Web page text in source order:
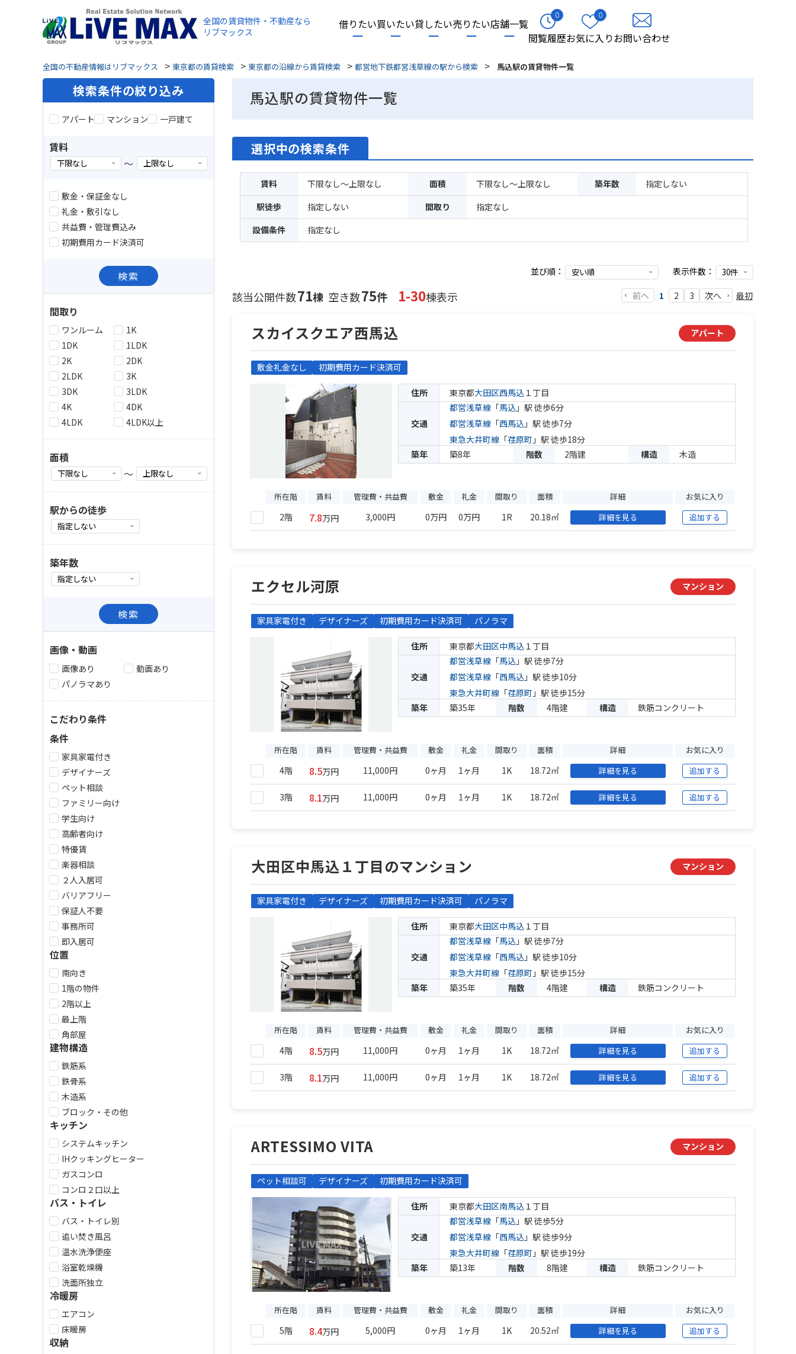
全国の賃貸物件・不動産なら
リブマックス
借りたい買いたい貸したい売りたい店舗一覧
0
閲覧履歴
0
お気に入りお問い合わせ
全国の不動産情報はリブマックス > 東京都の賃貸検索 > 東京都の沿線から賃貸検索 > 都営地下鉄都営浅草線の駅から検索 > 馬込駅の賃貸物件一覧
馬込駅の賃貸物件一覧
選択中の検索条件
賃料 下限なし～上限なし 面積 下限なし～上限なし 築年数
指定しない
駅徒歩
指定しない 間取り
指定なし
設備条件
指定なし
並び順： 表示件数：
該当公開件数71棟 空き数75件 1-30棟表示 前へ 1 2 3 次へ 最初
スカイスクエア西馬込 アパート
敷金礼金なし 初期費用カード決済可
住所 東京都大田区西馬込１丁目
交通
都営浅草線 「馬込 」駅 徒歩6分
都営浅草線 「西馬込 」駅 徒歩7分
東急大井町線 「荏原町 」駅 徒歩18分
築年
築8年 階数 2階建 構造 木造
所在階 賃料 管理費・共益費 敷金 礼金 間取り 面積 詳細 お気に入り
2階 7.8万円 3,000円 0万円 0万円 1R 20.18㎡ 詳細を見る 追加する
エクセル河原 マンション
家具家電付き デザイナーズ 初期費用カード決済可 パノラマ
住所 東京都大田区中馬込１丁目
交通
都営浅草線 「馬込 」駅 徒歩7分
都営浅草線 「西馬込 」駅 徒歩10分
東急大井町線 「荏原町 」駅 徒歩15分
築年
築35年 階数 4階建 構造 鉄筋コンクリート
所在階 賃料 管理費・共益費 敷金 礼金 間取り 面積 詳細 お気に入り
4階 8.5万円 11,000円 0ヶ月 1ヶ月 1K 18.72㎡ 詳細を見る 追加する
3階 8.1万円 11,000円 0ヶ月 1ヶ月 1K 18.72㎡ 詳細を見る 追加する
大田区中馬込１丁目のマンション マンション
家具家電付き デザイナーズ 初期費用カード決済可 パノラマ
住所 東京都大田区中馬込１丁目
交通
都営浅草線 「馬込 」駅 徒歩7分
都営浅草線 「西馬込 」駅 徒歩10分
東急大井町線 「荏原町 」駅 徒歩15分
築年
築35年 階数 4階建 構造 鉄筋コンクリート
所在階 賃料 管理費・共益費 敷金 礼金 間取り 面積 詳細 お気に入り
4階 8.5万円 11,000円 0ヶ月 1ヶ月 1K 18.72㎡ 詳細を見る 追加する
3階 8.1万円 11,000円 0ヶ月 1ヶ月 1K 18.72㎡ 詳細を見る 追加する
ARTESSIMO VITA マンション
ペット相談可 デザイナーズ 初期費用カード決済可
住所 東京都大田区南馬込１丁目
交通
都営浅草線 「馬込 」駅 徒歩5分
都営浅草線 「西馬込 」駅 徒歩9分
東急大井町線 「荏原町 」駅 徒歩19分
築年
築13年 階数 8階建 構造 鉄筋コンクリート
所在階 賃料 管理費・共益費 敷金 礼金 間取り 面積 詳細 お気に入り
5階 8.4万円 5,000円 0ヶ月 1ヶ月 1K 20.52㎡ 詳細を見る 追加する
検索条件の絞り込み
アパート マンション 一戸建て
賃料
～
敷金・保証金なし
礼金・敷引なし
共益費・管理費込み
初期費用カード決済可
検索
間取り
ワンルーム
1K
1DK
1LDK
2K
2DK
2LDK
3K
3DK
3LDK
4K
4DK
4LDK
4LDK以上
面積
～
駅からの徒歩
築年数
検索
画像・動画
画像あり
動画あり
パノラマあり
こだわり条件
条件
家具家電付き
デザイナーズ
ペット相談
ファミリー向け
学生向け
高齢者向け
特優賃
楽器相談
２人入居可
バリアフリー
保証人不要
事務所可
即入居可
位置
南向き
1階の物件
2階以上
最上階
角部屋
建物構造
鉄筋系
鉄骨系
木造系
ブロック・その他
キッチン
システムキッチン
IHクッキングヒーター
ガスコンロ
コンロ２口以上
バス・トイレ
バス・トイレ別
追い焚き風呂
温水洗浄便座
浴室乾燥機
洗面所独立
冷暖房
エアコン
床暖房
収納